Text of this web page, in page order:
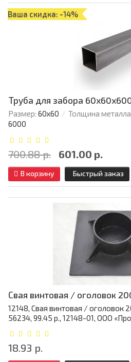
Ваша скидка: -14%
Труба для забора
Размер: 60х60 Толщина
6000
700.88 р. 601.00 р.
В корзину Быстрый заказ
Свая винтовая / оголовок
12148, Свая винтовая / оголовок
56234, 99.45 р., 12148-01, ООО
18.93 р.